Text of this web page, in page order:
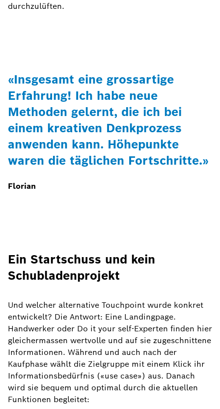
durchzulüften.
«Insgesamt eine grossartige
Erfahrung! Ich habe neue
Methoden gelernt, die ich bei
einem kreativen Denkprozess
anwenden kann. Höhepunkte
waren die täglichen Fortschritte.»
Florian
Ein Startschuss und kein
Schubladenprojekt
Und welcher alternative Touchpoint wurde konkret
entwickelt? Die Antwort: Eine Landingpage.
Handwerker oder Do it your self-Experten finden hier
gleichermassen wertvolle und auf sie zugeschnittene
Informationen. Während und auch nach der
Kaufphase wählt die Zielgruppe mit einem Klick ihr
Informationsbedürfnis («use case») aus. Danach
wird sie bequem und optimal durch die aktuellen
Funktionen begleitet: